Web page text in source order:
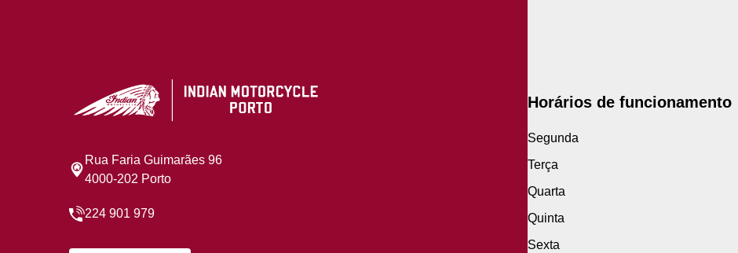
Rua Faria Guimarães 96
4000-202 Porto
224 901 979
Horários de funcionamento
Segunda
Terça
Quarta
Quinta
Sexta